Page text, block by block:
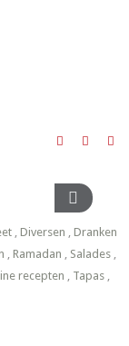
, Diversen , Dranken
, Ramadan , Salades ,
recepten , Tapas ,